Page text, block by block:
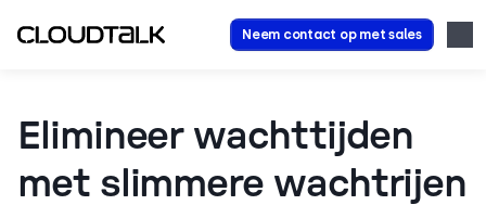
Neem contact op met sales
Elimineer wachttijden
met slimmere wachtrijen